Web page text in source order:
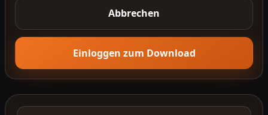
Abbrechen
Einloggen zum Download